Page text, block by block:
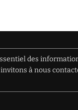
des
à nous